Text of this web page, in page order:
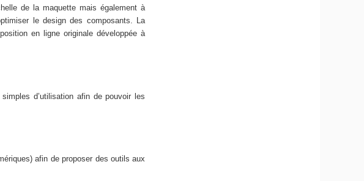
de la maquette mais également à
le design des composants. La
en ligne originale développée à
d’utilisation afin de pouvoir les
afin de proposer des outils aux